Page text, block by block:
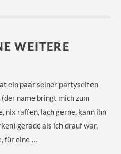
WEITERE
ein paar seiner partyseiten
name bringt mich zum
nix raffen, lach gerne, kann ihn
gerade als ich drauf war,
für eine …